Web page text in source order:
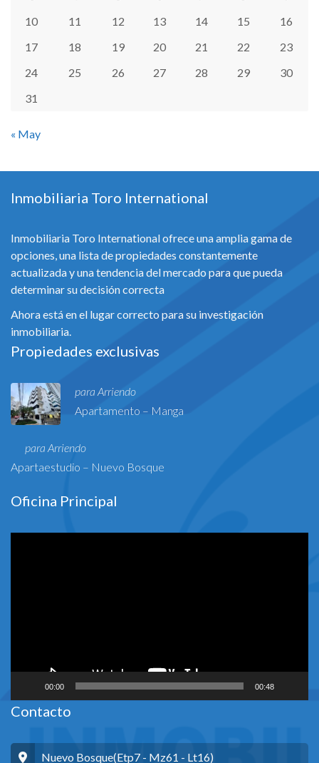
10
11 12 13 14 15
16
17
18 19 20 21 22
23
24
25 26 27 28 29
30
31
« May
Inmobiliaria Toro International
Inmobiliaria Toro International ofrece una amplia gama de
opciones, una lista de propiedades constantemente
actualizada y una tendencia del mercado para que pueda
determinar su decisión correcta
Ahora está en el lugar correcto para su investigación
inmobiliaria.
Propiedades exclusivas
para Arriendo
Apartamento – Manga
para Arriendo
Apartaestudio – Nuevo Bosque
Oficina Principal
00:00 00:48
Contacto
Nuevo Bosque(Etp7 - Mz61 - Lt16)